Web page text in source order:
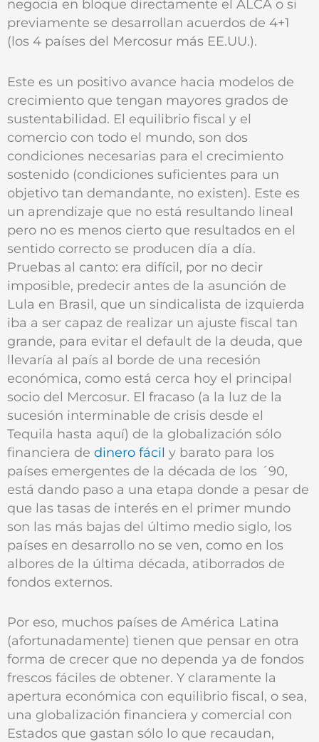
negocia en bloque directamente el ALCA o si
previamente se desarrollan acuerdos de 4+1
(los 4 países del Mercosur más EE.UU.).
Este es un positivo avance hacia modelos de
crecimiento que tengan mayores grados de
sustentabilidad. El equilibrio fiscal y el
comercio con todo el mundo, son dos
condiciones necesarias para el crecimiento
sostenido (condiciones suficientes para un
objetivo tan demandante, no existen). Este es
un aprendizaje que no está resultando lineal
pero no es menos cierto que resultados en el
sentido correcto se producen día a día.
Pruebas al canto: era difícil, por no decir
imposible, predecir antes de la asunción de
Lula en Brasil, que un sindicalista de izquierda
iba a ser capaz de realizar un ajuste fiscal tan
grande, para evitar el default de la deuda, que
llevaría al país al borde de una recesión
económica, como está cerca hoy el principal
socio del Mercosur. El fracaso (a la luz de la
sucesión interminable de crisis desde el
Tequila hasta aquí) de la globalización sólo
financiera de dinero fácil y barato para los
países emergentes de la década de los ´90,
está dando paso a una etapa donde a pesar de
que las tasas de interés en el primer mundo
son las más bajas del último medio siglo, los
países en desarrollo no se ven, como en los
albores de la última década, atiborrados de
fondos externos.
Por eso, muchos países de América Latina
(afortunadamente) tienen que pensar en otra
forma de crecer que no dependa ya de fondos
frescos fáciles de obtener. Y claramente la
apertura económica con equilibrio fiscal, o sea,
una globalización financiera y comercial con
Estados que gastan sólo lo que recaudan,